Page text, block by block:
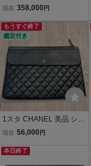
プ ショルダーバッグ ラム
マトラッセ ビンテー
ジ ヴィンテージ
現在 358,000 円
もうすぐ終了
鑑定付き
1スタ CHANEL 美品 シャ
ネル マトラッセ ラムスキ
ク シリアルシール有
現在 56,000 円
本日終了